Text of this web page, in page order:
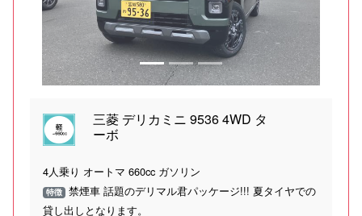
三菱 デリカミニ 9536 4WD タ
ーボ
4人乗り オートマ 660cc ガソリン
特徴 禁煙車 話題のデリマル君パッケージ!!! 夏タイヤでの
貸し出しとなります。